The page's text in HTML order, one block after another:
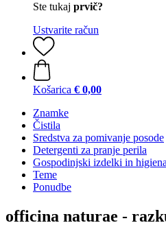
Ste tukaj prvič?
Ustvarite račun
Košarica € 0,00
Znamke
Čistila
Sredstva za pomivanje posode
Detergenti za pranje perila
Gospodinjski izdelki in higiena
Teme
Ponudbe
officina naturae -